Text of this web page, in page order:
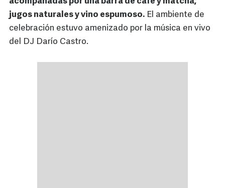
jugos naturales y vino espumoso. El ambiente de
celebración estuvo amenizado por la música en vivo
del DJ Darío Castro.